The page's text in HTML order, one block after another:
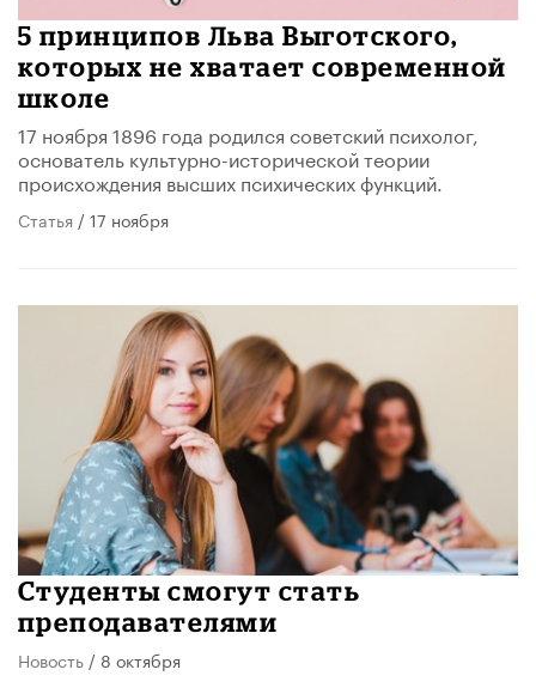
5 принципов Льва Выготского,
которых не хватает современной
школе
​17 ноября 1896 года родился советский психолог,
основатель культурно-исторической теории
происхождения высших психических функций.
Статья / 17 ноября
Студенты смогут стать
преподавателями
Новость / 8 октября